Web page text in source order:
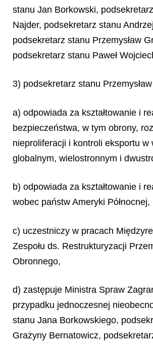
stanu Jan Borkowski,
Najder, podsekretarz stanu
podsekretarz stanu Przemysław
podsekretarz stanu Paweł
3) podsekretarz stanu
a) odpowiada za kształtowanie i
bezpieczeństwa, w tym obrony,
nieproliferacji i kontroli eksportu w
globalnym, wielostronnym i
b) odpowiada za kształtowanie i
wobec państw Ameryki Północnej,
c) uczestniczy w pracach
Zespołu ds. Restrukturyzacji
Obronnego,
d) zastępuje Ministra Spraw
przypadku jednoczesnej
stanu Jana Borkowskiego,
Grażyny Bernatowicz,